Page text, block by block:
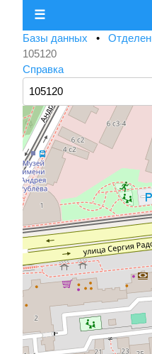
☰
Базы данных •
105120
Справка